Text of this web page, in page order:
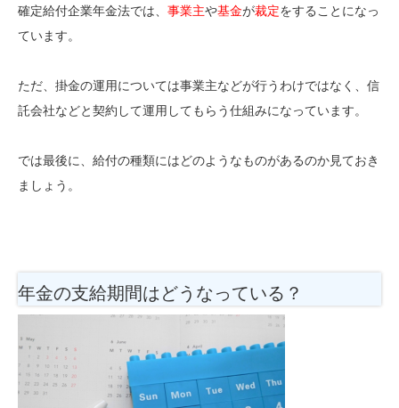
確定給付企業年金法では、 事業主や基金が裁定をすることになっ
ています。
ただ、掛金の運用については事業主などが行うわけではなく、信
託会社などと契約して運用してもらう仕組みになっています。
では最後に、給付の種類にはどのようなものがあるのか見ておき
ましょう。
年金の支給期間はどうなっている？